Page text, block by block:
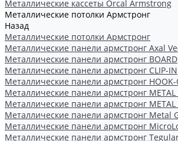
Металлические кассеты Orcal Armstrong
Металлические потолки Армстронг
Назад
Металлические потолки Армстронг
Металлические панели армстронг Axal
Металлические панели армстронг BOARD
Металлические панели армстронг CLIP-IN
Металлические панели армстронг HOOK-
Металлические панели армстронг METAL
Металлические панели армстронг METAL
Металлические панели армстронг Metal
Металлические панели армстронг
Металлические панели армстронг